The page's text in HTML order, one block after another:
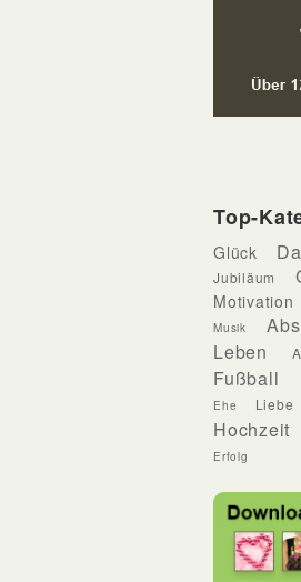
Top-
Glück
Jubiläum
Motivation
Musik
Leben
Fußball
Ehe Liebe
Hochzeit
Erfolg